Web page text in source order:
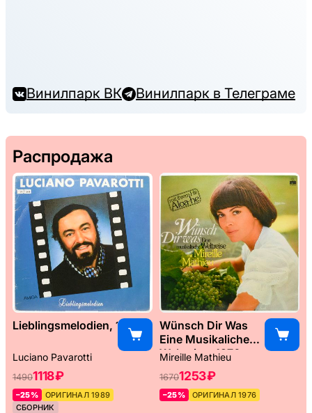
Винилпарк ВК Винилпарк в Телеграме
Распродажа
Lieblingsmelodien, 1989
Luciano Pavarotti
14901118 ₽
–25%
ОРИГИНАЛ 1989
СБОРНИК
Wünsch Dir Was
Eine Musikaliche
Weltreise, 1976
Mireille Mathieu
16701253 ₽
–25% ОРИГИНАЛ 1976